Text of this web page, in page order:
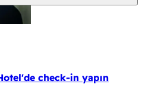
check-in yapın